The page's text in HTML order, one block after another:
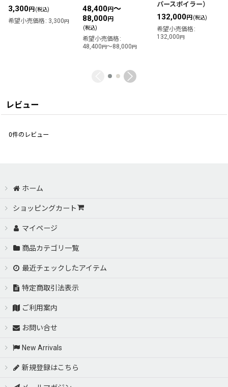
3,300円 (税込)
希望小売価格 : 3,300円
48,400円～
88,000円
(税込)
希望小売価格 :
48,400円～88,000円
パースポイラー）
132,000円 (税込)
希望小売価格 :
132,000円
レビュー
0件のレビュー
ホーム
ショッピングカート
マイページ
商品カテゴリ一覧
最近チェックしたアイテム
特定商取引法表示
ご利用案内
お問い合せ
New Arrivals
新規登録はこちら